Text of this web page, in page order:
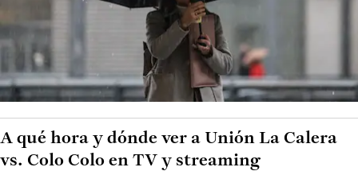
A qué hora y dónde ver a Unión La Calera
vs. Colo Colo en TV y streaming